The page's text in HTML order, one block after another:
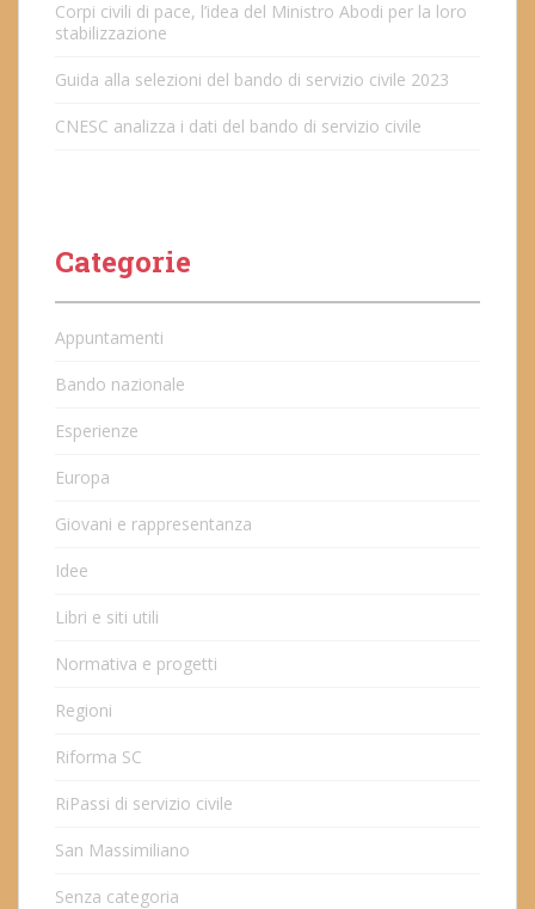
Corpi civili di pace, l’idea del Ministro Abodi per la loro
stabilizzazione
Guida alla selezioni del bando di servizio civile 2023
CNESC analizza i dati del bando di servizio civile
Categorie
Appuntamenti
Bando nazionale
Esperienze
Europa
Giovani e rappresentanza
Idee
Libri e siti utili
Normativa e progetti
Regioni
Riforma SC
RiPassi di servizio civile
San Massimiliano
Senza categoria